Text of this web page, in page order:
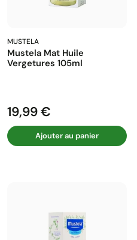
MUSTELA
Mustela Mat Huile
Vergetures 105ml
Prix
19,99 €
Ajouter au panier